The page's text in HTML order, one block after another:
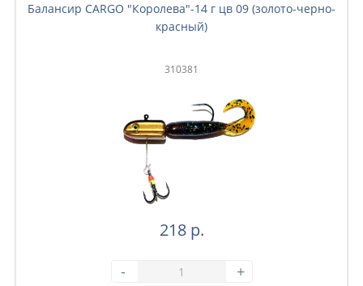
Балансир CARGO "Королева"-14 г цв 09 (золото-черно-
красный)
310381
218 р.
- +